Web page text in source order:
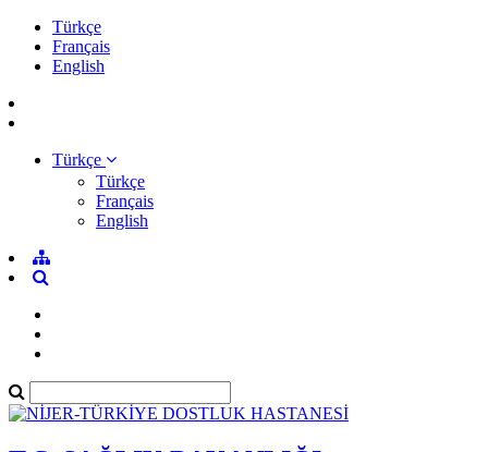
Türkçe
Français
English
Türkçe
Türkçe
Français
English